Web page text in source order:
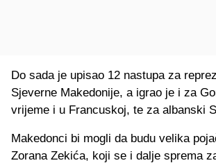
Do sada je upisao 12 nastupa za
Sjeverne Makedonije, a igrao je i za
vrijeme i u Francuskoj, te za albanski
Makedonci bi mogli da budu velika
Zorana Zekića, koji se i dalje sprema